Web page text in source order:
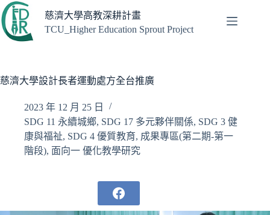
跳
至
主
容
慈濟大學高教深耕計畫
TCU_Higher Education Sprout Project
慈濟大學設計長者運動處方全台推廣
2023 年 12 月 25 日
SDG 11 永續城鄉, SDG 17 多元夥伴關係, SDG 3 健
康與福祉, SDG 4 優質教育, 成果專區(第二期-第一
階段), 面向一 優化教學研究